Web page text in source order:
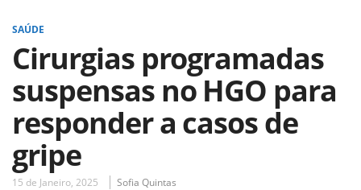
SAÚDE
Cirurgias programadas
suspensas no HGO para
responder a casos de
gripe
15 de Janeiro, 2025 Sofia Quintas